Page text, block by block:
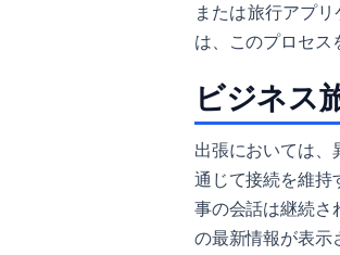
または旅行アプ
は、このプロセス
ビジネス
出張においては、
通じて接続を維持
事の会話は継続さ
の最新情報が表示